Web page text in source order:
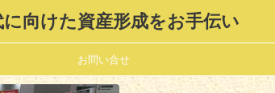
向けた資産形成をお手伝い
お問い合せ